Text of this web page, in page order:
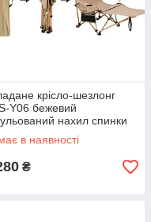
крісло-шезлонг
Y06 бежевий
нахил спинки
160° матеріал сталь вага
кгв наявності
₴